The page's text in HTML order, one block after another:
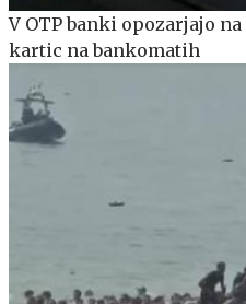
V OTP banki opozarjajo
kartic na bankomatih